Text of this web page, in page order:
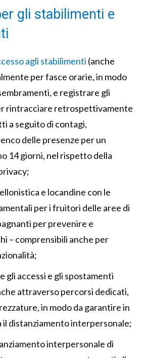
gli stabilimenti e
agli stabilimenti (anche
per fasce orarie, in modo
e registrare gli
rintracciare retrospettivamente
a seguito di contagi,
delle presenze per un
14 giorni, nel rispetto della
e locandine con le
per i fruitori delle aree di
per prevenire e
– comprensibili anche per
gli accessi e gli spostamenti
attraverso percorsi dedicati,
in modo da garantire in
il distanziamento interpersonale;
interpersonale di